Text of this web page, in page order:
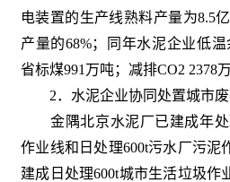
电装置的生产线熟料产量为8.5
产量的68%；同年水泥企业低
省标煤991万吨；减排CO2 2378万
2．水泥企业协同处置城市废
金隅北京水泥厂已建成年处
作业线和日处理600t污水厂污泥
建成日处理600t城市生活垃圾作